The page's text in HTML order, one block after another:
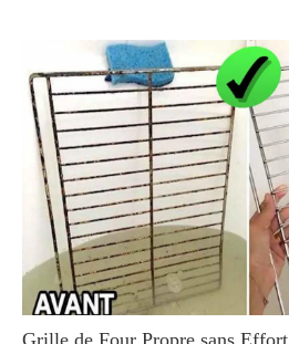
Grille de Four Propre sans Effort